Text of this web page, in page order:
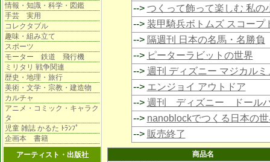
情報・知識・科学・図鑑
手芸 実用
コレクタブル
趣味・組み立て
スポーツ
モーター 鉄道 飛行機
ミリタリ 戦争関連
歴史・地理・旅行
美術・文学・宗教・建造物
カルチャ
アニメ・コミック・キャラク
タ
児童 雑誌 かるた ﾄﾗﾝﾌﾟ
企画本 書籍
アーティスト・出版社
--> つくって飾って楽しむ 私の
--> 装甲騎兵ボトムズ スコープ
--> 隔週刊 日本の名馬・名勝負
--> ピーターラビットの世界
--> 週刊 ディズニー マジカル
--> エンジョイ アウトドア
--> 週刊 ディズニー ドール
--> nanoblockでつくる日本の
--> 販売終了
商品名